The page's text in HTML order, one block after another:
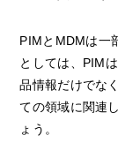
PIMとMDMは一
としては、PIM
品情報だけでな
ての領域に関連
ょう。